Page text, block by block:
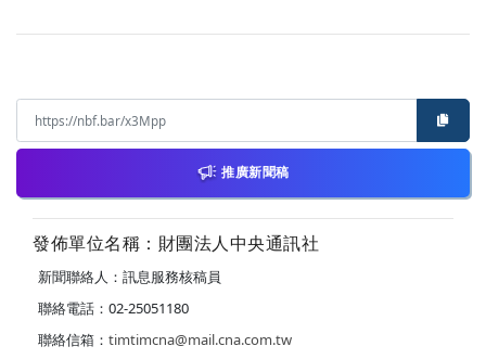
推廣新聞稿
發佈單位名稱：財團法人中央通訊社
新聞聯絡人：訊息服務核稿員
聯絡電話：02-25051180
聯絡信箱： timtimcna@mail.cna.com.tw